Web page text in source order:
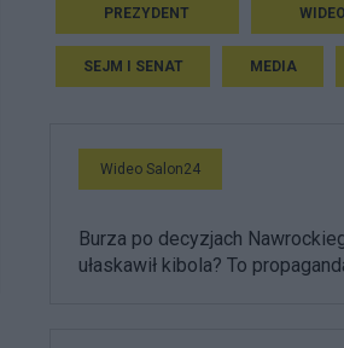
PREZYDENT
SEJM I SENAT MEDIA
Wideo Salon24
Burza po decyzjach
ułaskawił kibola? To